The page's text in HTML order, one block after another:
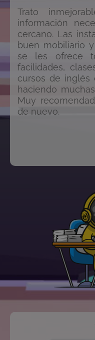
Trato
información
cercano. Las
buen mobiliario
se les ofrece
facilidades,
cursos de inglés
haciendo
Muy
de nuevo.